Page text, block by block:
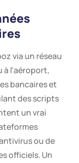
via un réseau
l’aéroport,
bancaires et
des scripts
un vrai
ou de
officiels. Un